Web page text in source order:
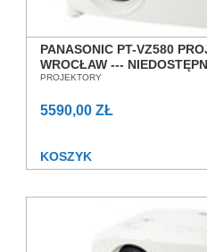
PANASONIC PT-VZ580
WROCŁAW ---
PROJEKTORY
5590,00 ZŁ
KOSZYK